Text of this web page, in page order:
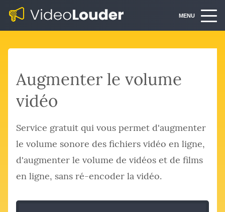
MENU
Augmenter le volume
vidéo
Service gratuit qui vous permet d'augmenter
le volume sonore des fichiers vidéo en ligne,
d'augmenter le volume de vidéos et de films
en ligne, sans ré-encoder la vidéo.